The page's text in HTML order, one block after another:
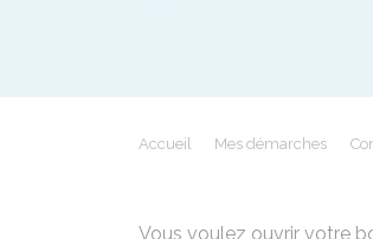
Accueil Mes démarches
Vous voulez ouvrir votre